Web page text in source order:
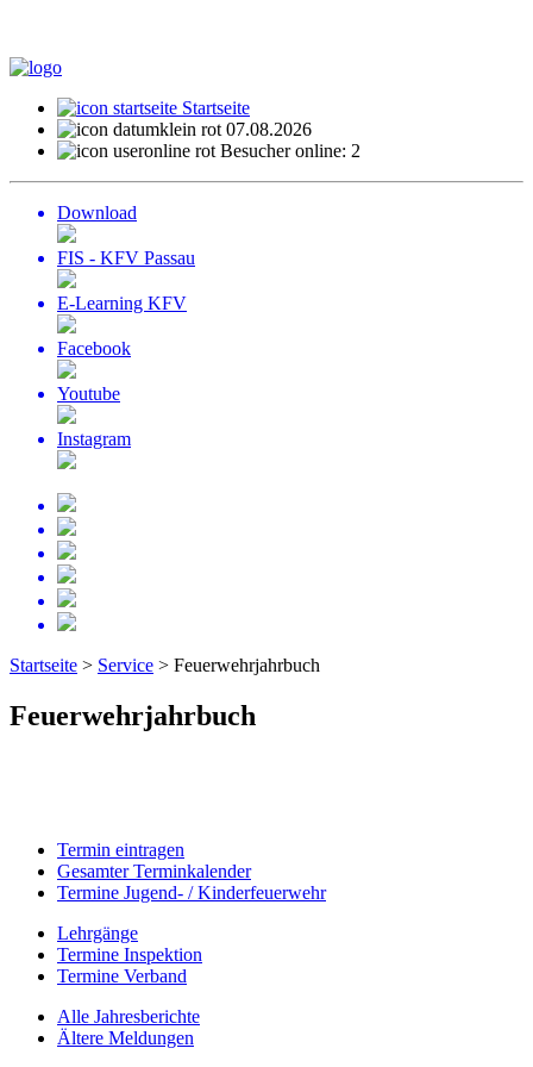
Startseite
07.08.2026
Besucher online: 2
Download
FIS - KFV Passau
E-Learning KFV
Facebook
Youtube
Instagram
Startseite > Service > Feuerwehrjahrbuch
Feuerwehrjahrbuch
Termin eintragen
Gesamter Terminkalender
Termine Jugend- / Kinderfeuerwehr
Lehrgänge
Termine Inspektion
Termine Verband
Alle Jahresberichte
Ältere Meldungen